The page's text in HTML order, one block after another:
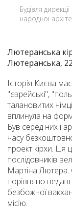
Будівля
народної
Лютеранська
Лютеранська,
Історія Києва
"єврейські",
талановитих
вплинула на
Був серед них і
часу
проект кірхи. Ця
послідовників
Мартіна Лютера.
порівняно
безбожної
місію.